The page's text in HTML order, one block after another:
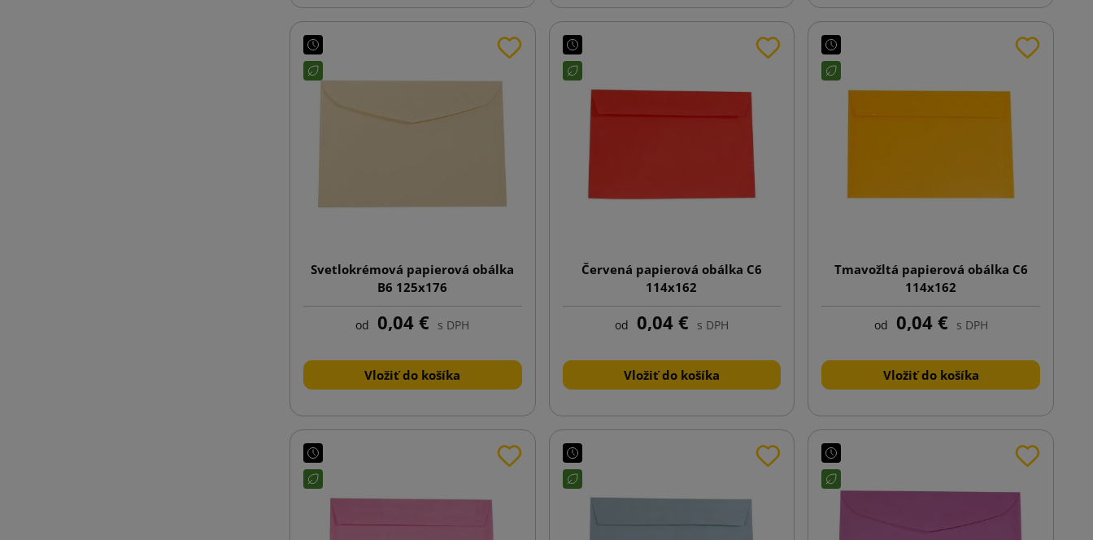
Svetlokrémová papierová obálka
B6 125x176
od 0,04 € s DPH
Vložiť do košíka
Červená papierová obálka C6
114x162
od 0,04 € s DPH
Vložiť do košíka
Tmavožltá papierová obálka C6
114x162
od 0,04 € s DPH
Vložiť do košíka